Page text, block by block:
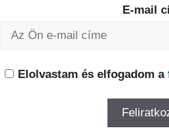
E-mail
Elolvastam és elfogadom a